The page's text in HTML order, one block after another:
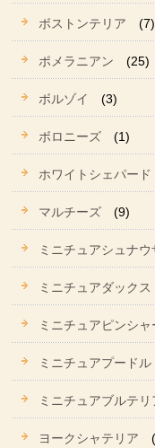
ボストンテリア (7)
ポメラニアン (25)
ボルゾイ (3)
ボロニーズ (1)
ホワイトシェパード
マルチーズ (9)
ミニチュアシュナウ
ミニチュアダックス
ミニチュアピンシャ
ミニチュアプードル
ミニチュアブルテリ
ヨークシャテリア